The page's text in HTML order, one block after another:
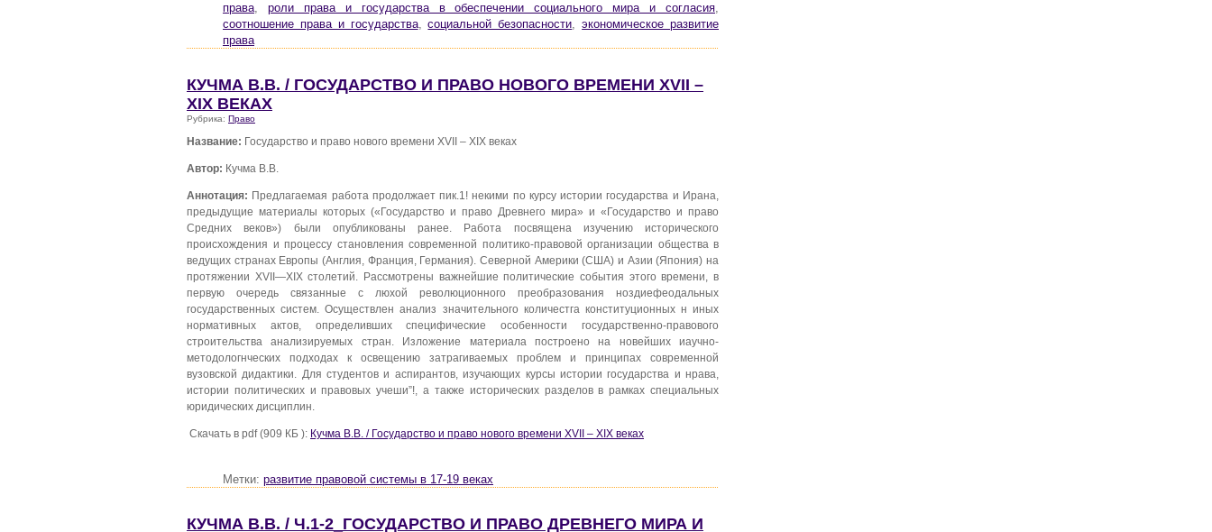
права, роли права и государства в обеспечении социального мира и согласия,
соотношение права и государства,социальной безопасности,экономическое развитие
права
КУЧМА В.В. / ГОСУДАРСТВО И ПРАВО НОВОГО ВРЕМЕНИ XVII –
XIX ВЕКАХ
Рубрика: Право
Название: Государство и право нового времени XVII – XIX веках
Автор: Кучма В.В.
Аннотация: Предлагаемая работа продолжает пик.1! некими по курсу истории государства и Ирана,
предыдущие материалы которых («Государство и право Древнего мира» и «Государство и право
Средних веков») были опубликованы ранее. Работа посвящена изучению исторического
происхождения и процессу становления современной политико-правовой организации общества в
ведущих странах Европы (Англия, Франция, Германия). Северной Америки (США) и Азии (Япония) на
протяжении XVII—XIX столетий. Рассмотрены важнейшие политические события этого времени, в
первую очередь связанные с люхой революционного преобразования ноздиефеодальных
государственных систем. Осуществлен анализ значительного количестга конституционных н иных
нормативных актов, определивших специфические особенности государственно-правового
строительства анализируемых стран. Изложение материала построено на новейших иаучно-
методологнческих подходах к освещению затрагиваемых проблем и принципах современной
вузовской дидактики. Для студентов и аспирантов, изучающих курсы истории государства и нрава,
истории политических и правовых учеши”!, а также исторических разделов в рамках специальных
юридических дисциплин.
Скачать в pdf (909 КБ ): Кучма В.В. / Государство и право нового времени XVII – XIX веках
Метки: развитие правовой системы в 17-19 веках
КУЧМА В.В. / Ч.1-2_ГОСУДАРСТВО И ПРАВО ДРЕВНЕГО МИРА И